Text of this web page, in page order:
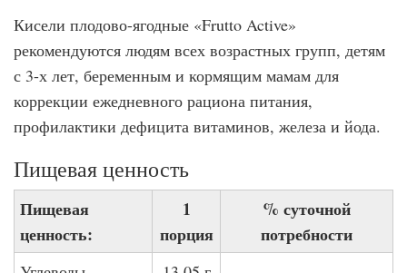
Кисели плодово-ягодные «Frutto Active»
рекомендуются людям всех возрастных групп, детям
с 3-х лет, беременным и кормящим мамам для
коррекции ежедневного рациона питания,
профилактики дефицита витаминов, железа и йода.
Пищевая ценность
Пищевая
ценность:
1
порция
% суточной
потребности